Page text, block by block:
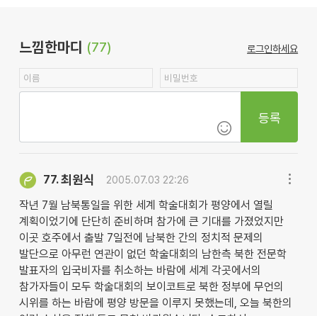
느낌한마디 (77) 로그인하세요
등록
77.최원식 2005.07.03 22:26
작년 7월 남북통일을 위한 세계 학술대회가 평양에서 열릴
계획이었기에 단단히 준비하며 참가에 큰 기대를 가졌었지만
이곳 호주에서 출발 7일전에 남북한 간의 정치적 문제의
발단으로 아무런 연관이 없던 학술대회의 남한측 북한 전문학
발표자의 입국비자를 취소하는 바람에 세계 각곳에서의
참가자들이 모두 학술대회의 보이코트로 북한 정부에 무언의
시위를 하는 바람에 평양 방문을 이루지 못했는데, 오늘 북한의